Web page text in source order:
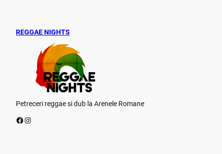
content
REGGAE NIGHTS
Petreceri reggae si dub la Arenele Romane
Facebook Instagram